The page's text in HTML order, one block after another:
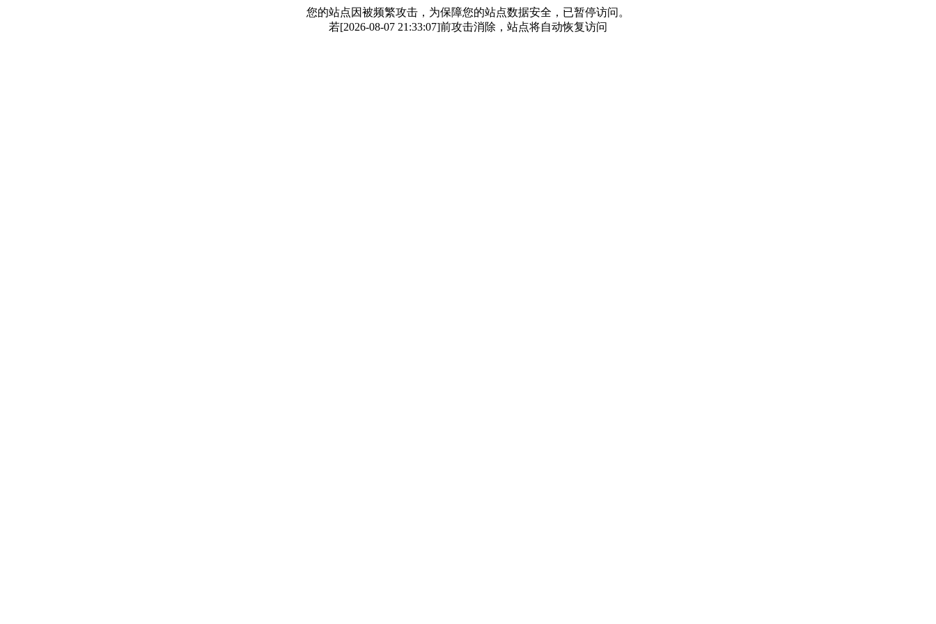
您的站点因被频繁攻击，为保障您的站点数据安全，已暂停访问。
若[2026-08-07 21:33:07]前攻击消除，站点将自动恢复访问